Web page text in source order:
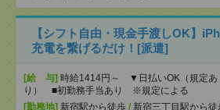
【シフト自由・現金手渡しOK】
充電を繋げるだけ！[派遣]
[給 与] 時給1414円～ ▼日払いOK（規定あ
り） ■初勤務手当あり ※規定による
[勤務地] 新宿駅から徒歩 / 新宿三丁目駅から徒